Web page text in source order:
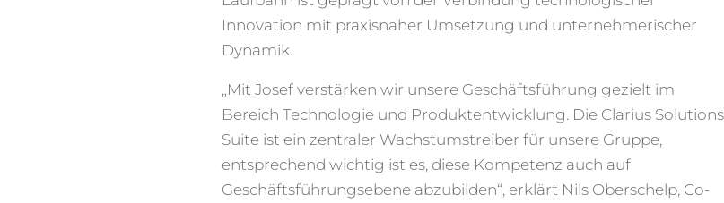
Innovation mit praxisnaher Umsetzung und unternehmerischer
Dynamik.
„Mit Josef verstärken wir unsere Geschäftsführung gezielt im
Bereich Technologie und Produktentwicklung. Die Clarius Solutions
Suite ist ein zentraler Wachstumstreiber für unsere Gruppe,
entsprechend wichtig ist es, diese Kompetenz auch auf
Geschäftsführungsebene abzubilden“, erklärt Nils Oberschelp, Co-